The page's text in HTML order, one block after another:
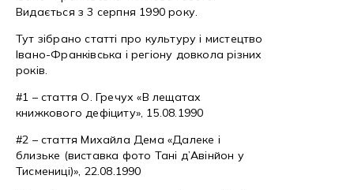
Видається з 3 серпня 1990 року.
Тут зібрано статті про культуру і мистецтво
Івано-Франківська і регіону довкола різних
років.
#1 – стаття О. Гречух «В лещатах
книжкового дефіциту», 15.08.1990
#2 – стаття Михайла Дема «Далеке і
близьке (виставка фото Тані д’Авінйон у
Тисмениці)», 22.08.1990